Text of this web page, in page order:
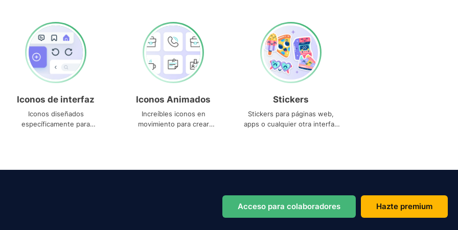
Iconos de interfaz
Iconos diseñados
específicamente para
Iconos Animados
Increíbles iconos en
movimiento para crear
Stickers
Stickers para páginas web,
apps o cualquier otra interfaz
Acceso para colaboradores Hazte premium